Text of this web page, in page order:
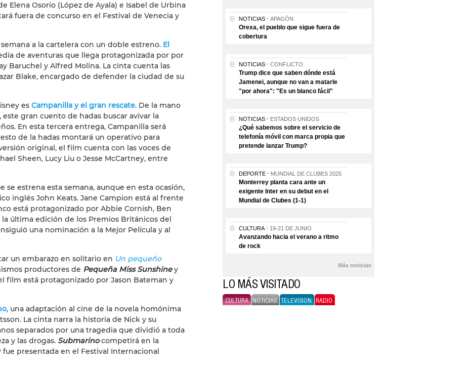
Elena Osorio (López de Ayala) e Isabel de Urbina
fuera de concurso en el Festival de Venecia y
a la cartelera con un doble estreno. El
de aventuras que llega protagonizada por por
Baruchel y Alfred Molina. La cinta cuenta las
Blake, encargado de defender la ciudad de su
es Campanilla y el gran rescate. De la mano
gran cuento de hadas buscar avivar la
En esta tercera entrega, Campanilla será
de la hadas montará un operativo para
original, el film cuenta con las voces de
Sheen, Lucy Liu o Jesse McCartney, entre
se estrena esta semana, aunque en esta ocasión,
inglés John Keats. Jane Campion está al frente
está protagonizado por Abbie Cornish, Ben
última edición de los Premios Británicos del
una nominación a la Mejor Película y al
un embarazo en solitario en Un pequeño
productores de Pequeña Miss Sunshiney
film está protagonizado por Jason Bateman y
, una adaptación al cine de la novela homónima
La cinta narra la historia de Nick y su
separados por una tragedia que dividió a toda
y las drogas. Submarinocompetirá en la
presentada en el Festival Internacional
NOTICIAS APAGÓN
Orexa, el pueblo que sigue fuera de
cobertura
NOTICIAS CONFLICTO
Trump dice que saben dónde está
Jamenei, aunque no van a matarle
"por ahora": "Es un blanco fácil"
NOTICIAS ESTADOS UNIDOS
¿Qué sabemos sobre el servicio de
telefonía móvil con marca propia que
pretende lanzar Trump?
DEPORTE MUNDIAL DE CLUBES 2025
Monterrey planta cara ante un
exigente Inter en su debut en el
Mundial de Clubes (1-1)
CULTURA 19-21 DE JUNIO
Avanzando hacia el verano a ritmo
de rock
Más noticias
LO MÁS VISITADO
CULTURA NOTICIAS TELEVISION RADIO